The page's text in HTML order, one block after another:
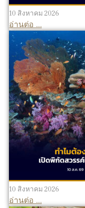
10 สิงหาคม 2026
อ่านต่อ ...
10 สิงหาคม 2026
อ่านต่อ ...